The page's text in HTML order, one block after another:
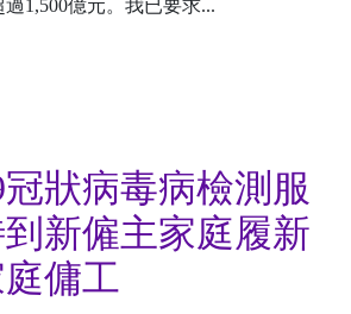
1,500億元。我已要求...
狀病毒病檢測服
新僱主家庭履新
傭工